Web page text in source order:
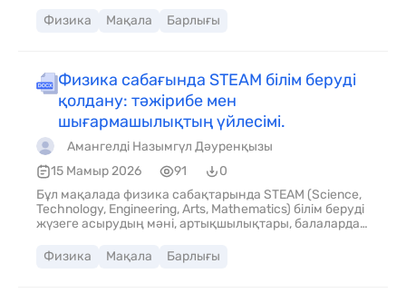
сипатталған.
Физика Мақала Барлығы
Физика сабағында STEAM білім беруді
қолдану: тәжірибе мен
шығармашылықтың үйлесімі.
Амангелді Назымгүл Дәуренқызы
15 Мамыр 2026
91
0
Бұл мақалада физика сабақтарында STEAM (Science,
Technology, Engineering, Arts, Mathematics) білім беруді
жүзеге асырудың мәні, артықшылықтары, балаларда
сипатталған. STEAM тәсілі оқушылардың теориялық
білімін тәжірибемен ұштастырып, олардың
Физика Мақала Барлығы